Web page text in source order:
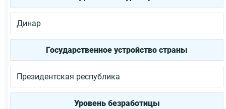
Динар
Государственное устройство страны
Президентская республика
Уровень безработицы